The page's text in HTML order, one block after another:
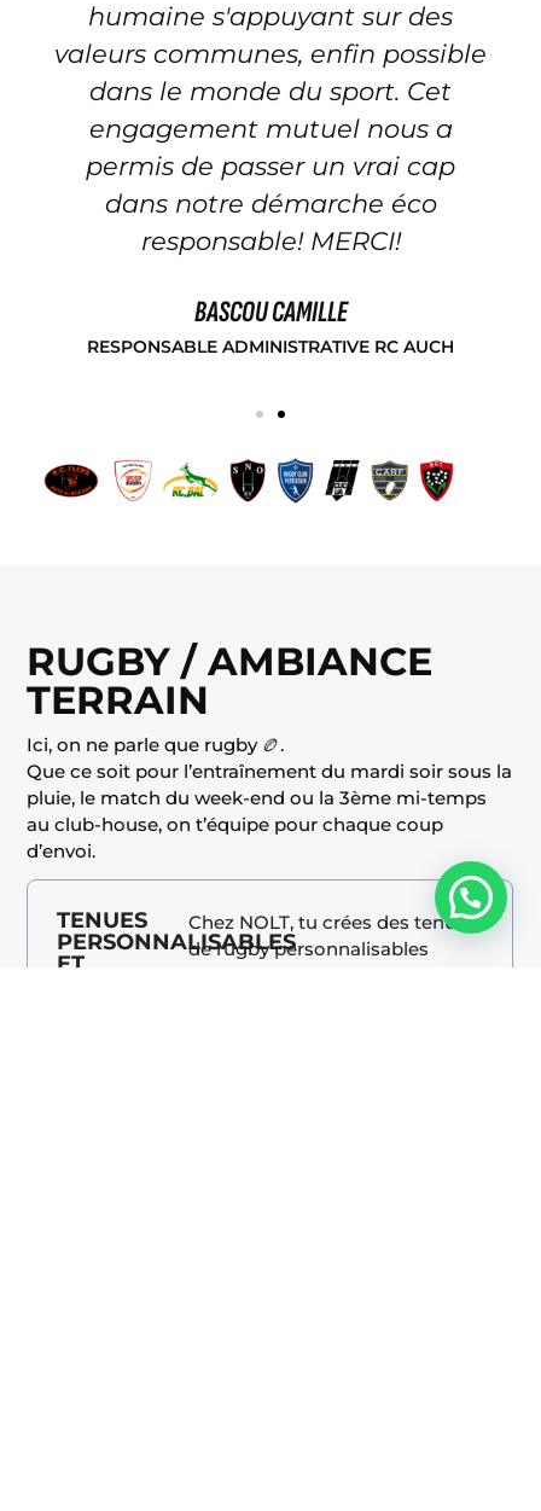
humaine s'appuyant sur des
valeurs communes, enfin possible
dans le monde du sport. Cet
engagement mutuel nous a
permis de passer un vrai cap
dans notre démarche éco
responsable! MERCI!
BASCOU CAMILLE
RESPONSABLE ADMINISTRATIVE RC AUCH
RUGBY / AMBIANCE
TERRAIN
Ici, on ne parle que rugby 🏉.
Que ce soit pour l’entraînement du mardi soir sous la
pluie, le match du week-end ou la 3ème mi-temps
au club-house, on t’équipe pour chaque coup
d’envoi.
TENUES
PERSONNALISABLES
ET
Chez NOLT, tu crées des tenues
de rugby personnalisables